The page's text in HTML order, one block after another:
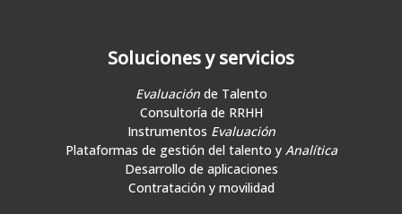
Soluciones y servicios
Evaluaciónde Talento
Consultoría de RRHH
Instrumentos Evaluación
Plataformas de gestión del talento y Analítica
Desarrollo de aplicaciones
Contratación y movilidad